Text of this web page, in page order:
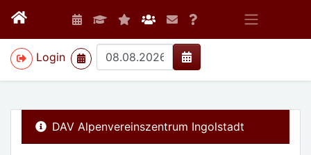
Login
>
DAV Alpenvereinszentrum Ingolstadt